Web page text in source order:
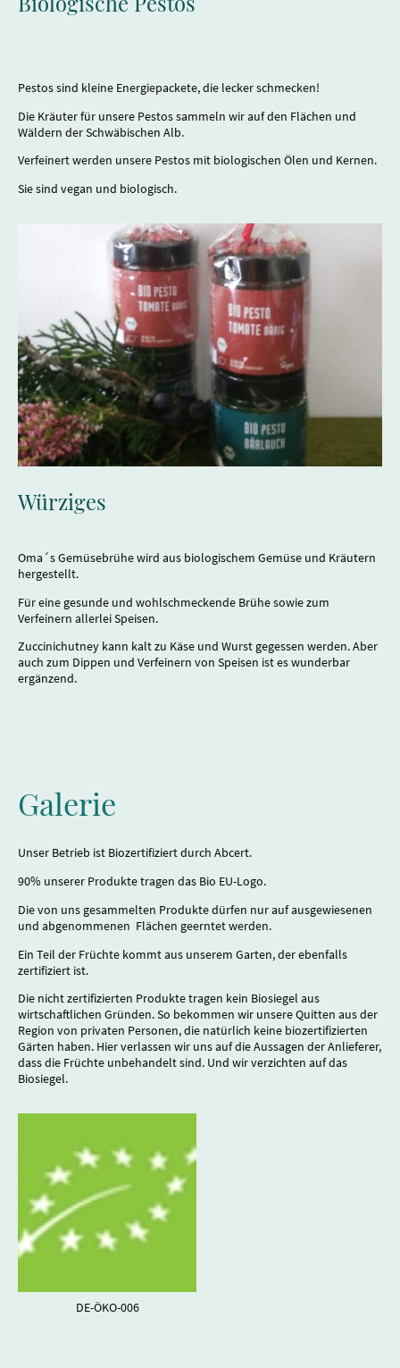
Pestos sind kleine Energiepackete, die lecker schmecken!
Die Kräuter für unsere Pestos sammeln wir auf den Flächen und
Wäldern der Schwäbischen Alb.
Verfeinert werden unsere Pestos mit biologischen Ölen und Kernen.
Sie sind vegan und biologisch.
Würziges
Oma´s Gemüsebrühe wird aus biologischem Gemüse und Kräutern
hergestellt.
Für eine gesunde und wohlschmeckende Brühe sowie zum
Verfeinern allerlei Speisen.
Zuccinichutney kann kalt zu Käse und Wurst gegessen werden. Aber
auch zum Dippen und Verfeinern von Speisen ist es wunderbar
ergänzend.
Galerie
Unser Betrieb ist Biozertifiziert durch Abcert.
90% unserer Produkte tragen das Bio EU-Logo.
Die von uns gesammelten Produkte dürfen nur auf ausgewiesenen
und abgenommenen Flächen geerntet werden.
Ein Teil der Früchte kommt aus unserem Garten, der ebenfalls
zertifiziert ist.
Die nicht zertifizierten Produkte tragen kein Biosiegel aus
wirtschaftlichen Gründen. So bekommen wir unsere Quitten aus der
Region von privaten Personen, die natürlich keine biozertifizierten
Gärten haben. Hier verlassen wir uns auf die Aussagen der Anlieferer,
dass die Früchte unbehandelt sind. Und wir verzichten auf das
Biosiegel.
DE-ÖKO-006